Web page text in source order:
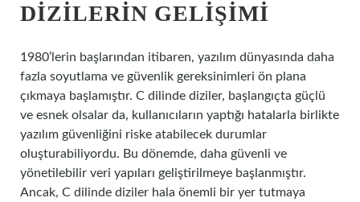
DIZILERIN GELIŞIMI
1980’lerin başlarından itibaren, yazılım dünyasında daha
fazla soyutlama ve güvenlik gereksinimleri ön plana
çıkmaya başlamıştır. C dilinde diziler, başlangıçta güçlü
ve esnek olsalar da, kullanıcıların yaptığı hatalarla birlikte
yazılım güvenliğini riske atabilecek durumlar
oluşturabiliyordu. Bu dönemde, daha güvenli ve
yönetilebilir veri yapıları geliştirilmeye başlanmıştır.
Ancak, C dilinde diziler hala önemli bir yer tutmaya